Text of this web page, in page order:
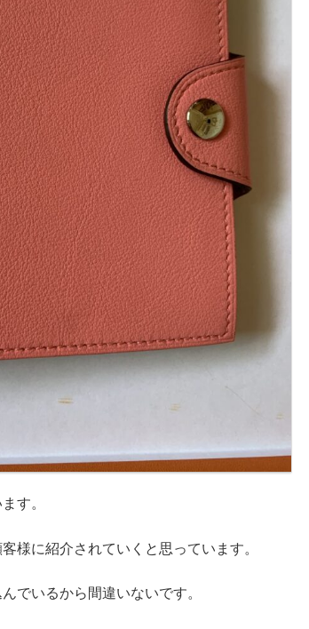
す。
様に紹介されていくと思っています。
でいるから間違いないです。